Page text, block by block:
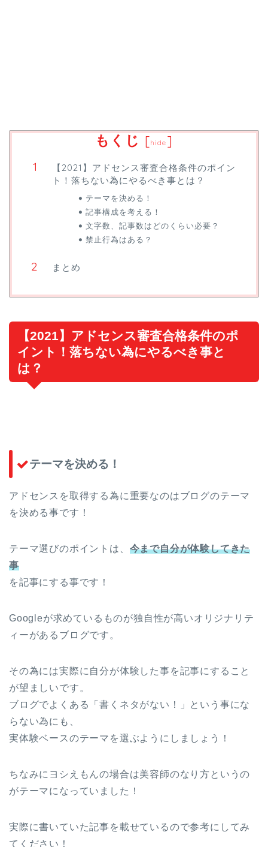
もくじ [hide ]
【2021】アドセンス審査合格条件のポイン
ト！落ちない為にやるべき事とは？
テーマを決める！
記事構成を考える！
文字数、記事数はどのくらい必要？
禁止行為はある？
まとめ
【2021】アドセンス審査合格条件のポ
イント！落ちない為にやるべき事と
は？
テーマを決める！
アドセンスを取得する為に重要なのはブログのテーマ
を決める事です！
テーマ選びのポイントは、 今まで自分が体験してきた
事
を記事にする事です！
Googleが求めているものが独自性が高いオリジナリテ
ィーがあるブログです。
その為には実際に自分が体験した事を記事にすること
が望ましいです。
ブログでよくある「書くネタがない！」という事にな
らない為にも、
実体験ベースのテーマを選ぶようにしましょう！
ちなみにヨシえもんの場合は美容師のなり方というの
がテーマになっていました！
実際に書いていた記事を載せているので参考にしてみ
てください！